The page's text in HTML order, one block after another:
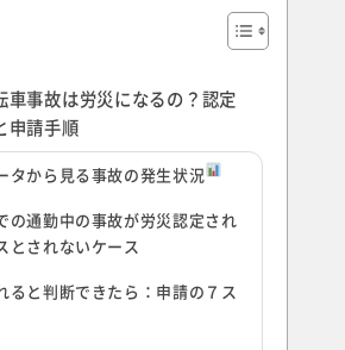
車事故は労災になるの？認定
申請手順
タから見る事故の発生状況
の通勤中の事故が労災認定され
とされないケース
ると判断できたら：申請の７ス